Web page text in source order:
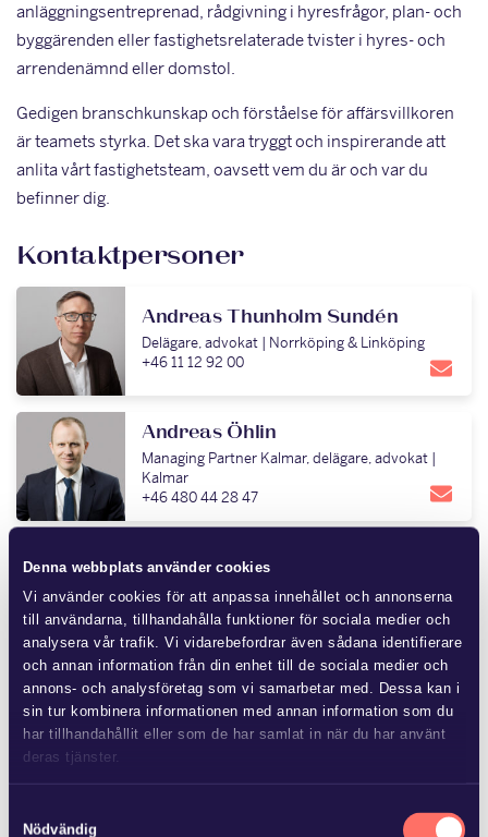
Denna webbplats använder cookies
Vi använder cookies för att anpassa innehållet och annonserna
till användarna, tillhandahålla funktioner för sociala medier och
analysera vår trafik. Vi vidarebefordrar även sådana identifierare
och annan information från din enhet till de sociala medier och
annons- och analysföretag som vi samarbetar med. Dessa kan i
sin tur kombinera informationen med annan information som du
har tillhandahållit eller som de har samlat in när du har använt
deras tjänster.
oss och på vilket sätt vi behandlar personuppgifter.
Nödvändig
anläggningsentreprenad, rådgivning i hyresfrågor, plan- och
byggärenden eller fastighetsrelaterade tvister i hyres- och
arrendenämnd eller domstol.
Gedigen branschkunskap och förståelse för affärsvillkoren
är teamets styrka. Det ska vara tryggt och inspirerande att
anlita vårt fastighetsteam, oavsett vem du är och var du
befinner dig.
Kontaktpersoner
Andreas Thunholm Sundén
Delägare, advokat | Norrköping & Linköping
+46 11 12 92 00
Andreas Öhlin
Managing Partner Kalmar, delägare, advokat |
Kalmar
+46 480 44 28 47
Carl-Johan Ask
Delägare, advokat | Helsingborg & Båstad
+46 702 16 82 61
Christian Wahlström
Delägare, advokat | Norrköping & Linköping
+46 11 12 92 00